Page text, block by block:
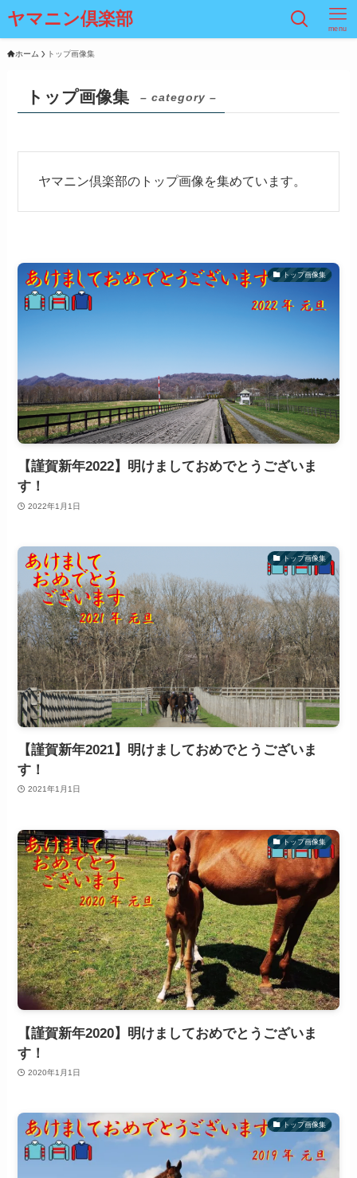
ヤマニン倶楽部 menu
ホーム トップ画像集
トップ画像集 – category –
ヤマニン倶楽部のトップ画像を集めています。
トップ画像集
【謹賀新年2022】明けましておめでとうございま
す！
2022年1月1日
トップ画像集
【謹賀新年2021】明けましておめでとうございま
す！
2021年1月1日
トップ画像集
【謹賀新年2020】明けましておめでとうございま
す！
2020年1月1日
トップ画像集